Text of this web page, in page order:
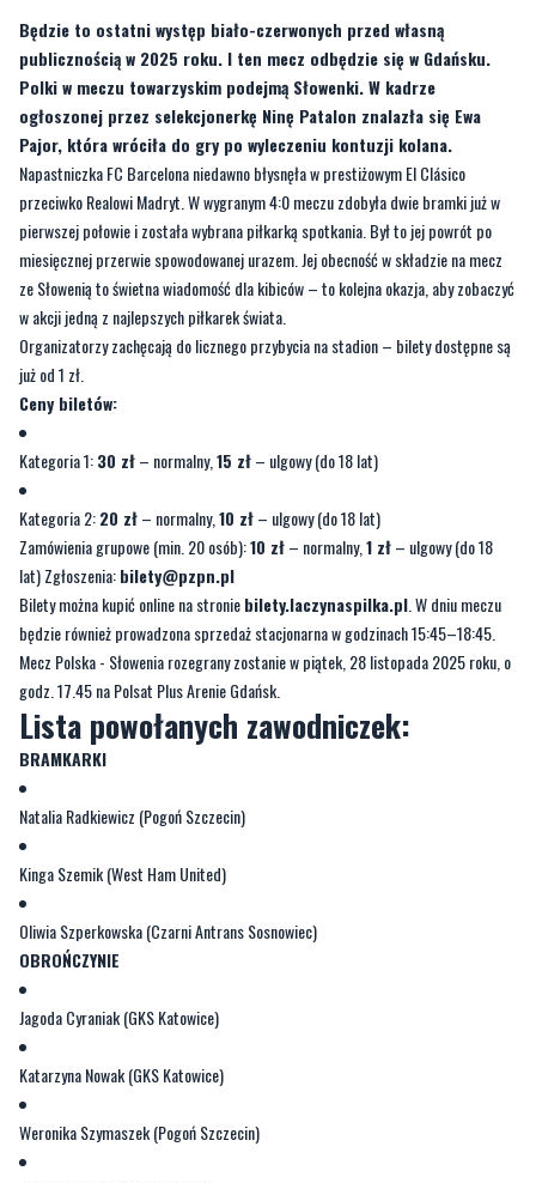
ogłoszonej przez selekcjonerkę Ninę Patalon znalazła się Ewa
Pajor, która wróciła do gry po wyleczeniu kontuzji kolana.
Napastniczka FC Barcelona niedawno błysnęła w prestiżowym El Clásico
przeciwko Realowi Madryt. W wygranym 4:0 meczu zdobyła dwie bramki już w
pierwszej połowie i została wybrana piłkarką spotkania. Był to jej powrót po
miesięcznej przerwie spowodowanej urazem. Jej obecność w składzie na mecz
ze Słowenią to świetna wiadomość dla kibiców – to kolejna okazja, aby zobaczyć
w akcji jedną z najlepszych piłkarek świata.
Organizatorzy zachęcają do licznego przybycia na stadion – bilety dostępne są
już od 1 zł.
Ceny biletów:
Kategoria 1:
Kategoria 2:
Zamówienia grupowe (min. 20 osób):10 zł– normalny,1 zł
lat) Zgłoszenia:
Bilety można kupić online na stroniebilety.laczynaspilka.pl
będzie również prowadzona sprzedaż stacjonarna w godzinach 15:45–18:45.
Mecz Polska - Słowenia rozegrany zostanie w piątek, 28 listopada 2025 roku, o
godz. 17.45 na Polsat Plus Arenie Gdańsk.
Lista powołanych zawodniczek:
BRAMKARKI
Natalia Radkiewicz (Pogoń Szczecin)
Kinga Szemik (West Ham United)
Oliwia Szperkowska (Czarni Antrans Sosnowiec)
OBROŃCZYNIE
Jagoda Cyraniak (GKS Katowice)
Katarzyna Nowak (GKS Katowice)
Weronika Szymaszek (Pogoń Szczecin)
Emilia Szymczak (Liverpool FC)
Martyna Wiankowska (1. FC Koeln)